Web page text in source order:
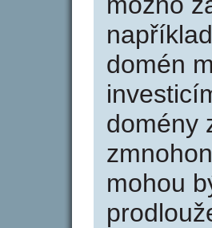
domén
domény
mohou